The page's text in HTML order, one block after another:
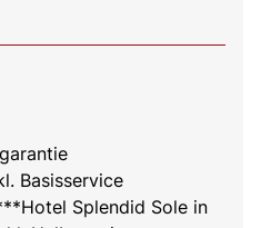
Basisservice
Splendid Sole in